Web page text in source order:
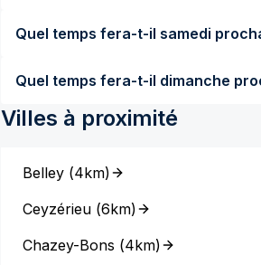
Villes à proximité
Belley (4km)
Ceyzérieu (6km)
Chazey-Bons (4km)